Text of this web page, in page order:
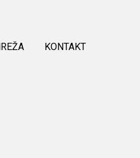
KONTAKT